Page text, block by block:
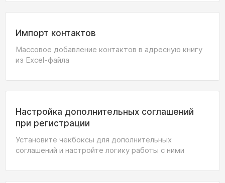
Импорт контактов
Массовое добавление контактов в адресную книгу
из Excel-файла
Настройка дополнительных соглашений
при регистрации
Установите чекбоксы для дополнительных
соглашений и настройте логику работы с ними